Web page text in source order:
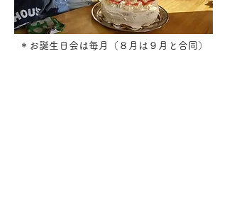
＊お誕生日会は毎月（８月は９月と合同）